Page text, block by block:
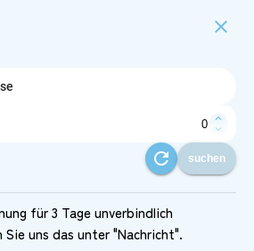
close
expand_less
expand_more
refresh suchen
für 3 Tage unverbindlich
Sie uns das unter "Nachricht".